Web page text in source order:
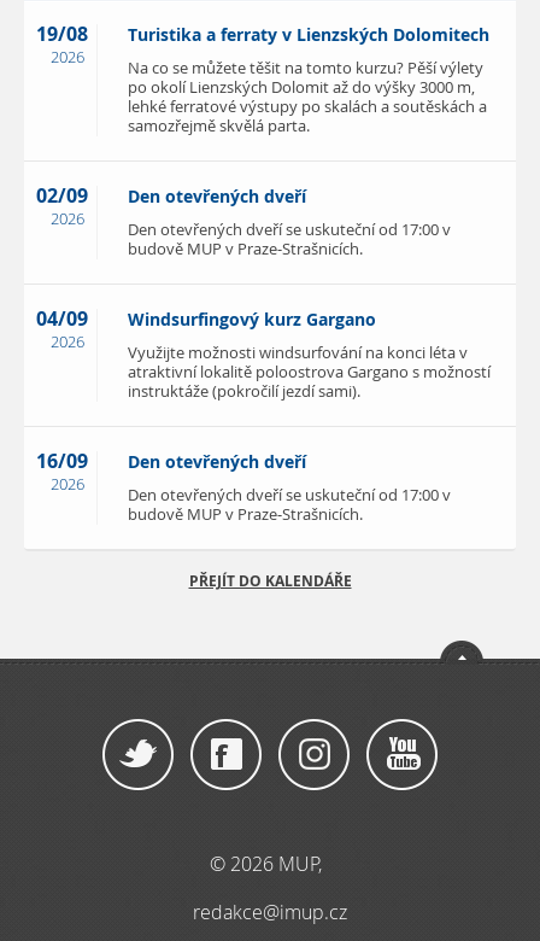
19/08
2026
Turistika a ferraty v Lienzských Dolomitech
Na co se můžete těšit na tomto kurzu? Pěší výlety
po okolí Lienzských Dolomit až do výšky 3000 m,
lehké ferratové výstupy po skalách a soutěskách a
samozřejmě skvělá parta.
02/09
2026
Den otevřených dveří
Den otevřených dveří se uskuteční od 17:00 v
budově MUP v Praze-Strašnicích.
04/09
2026
Windsurfingový kurz Gargano
Využijte možnosti windsurfování na konci léta v
atraktivní lokalitě poloostrova Gargano s možností
instruktáže (pokročilí jezdí sami).
16/09
2026
Den otevřených dveří
Den otevřených dveří se uskuteční od 17:00 v
budově MUP v Praze-Strašnicích.
PŘEJÍT DO KALENDÁŘE
© 2026 MUP,
redakce@imup.cz